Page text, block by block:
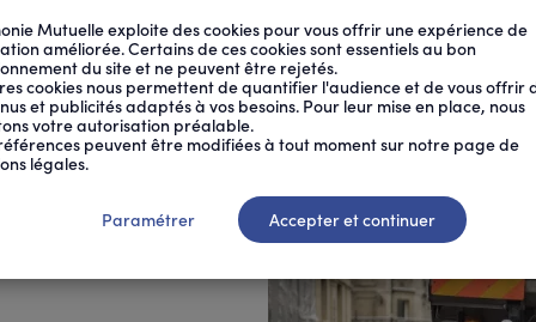
: une
Mutuelle exploite des cookies pour vous offrir une expérience de
améliorée. Certains de ces cookies sont essentiels au bon
du site et ne peuvent être rejetés.
cookies nous permettent de quantifier l'audience et de vous offrir
et publicités adaptés à vos besoins. Pour leur mise en place, nous
votre autorisation préalable.
peuvent être modifiées à tout moment sur notre page de
légales.
Paramétrer Accepter et continuer